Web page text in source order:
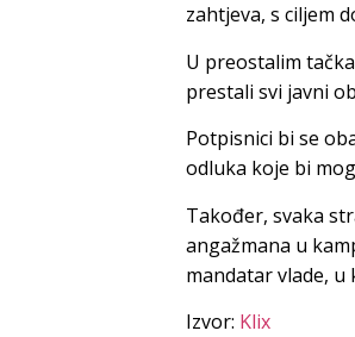
zahtjeva, s ciljem
U preostalim
prestali svi javni
Potpisnici bi se
odluka koje bi
Također, svaka
angažmana u
mandatar vlade,
Izvor: Klix